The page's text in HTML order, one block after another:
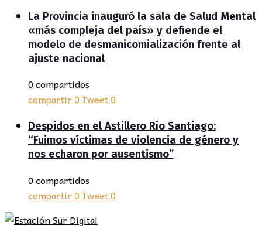
La Provincia inauguró la sala de Salud Mental
«más compleja del país» y defiende el
modelo de desmanicomialización frente al
ajuste nacional
0 compartidos
compartir0Tweet0
Despidos en el Astillero Río Santiago:
“Fuimos víctimas de violencia de género y
nos echaron por ausentismo”
0 compartidos
compartir0Tweet0